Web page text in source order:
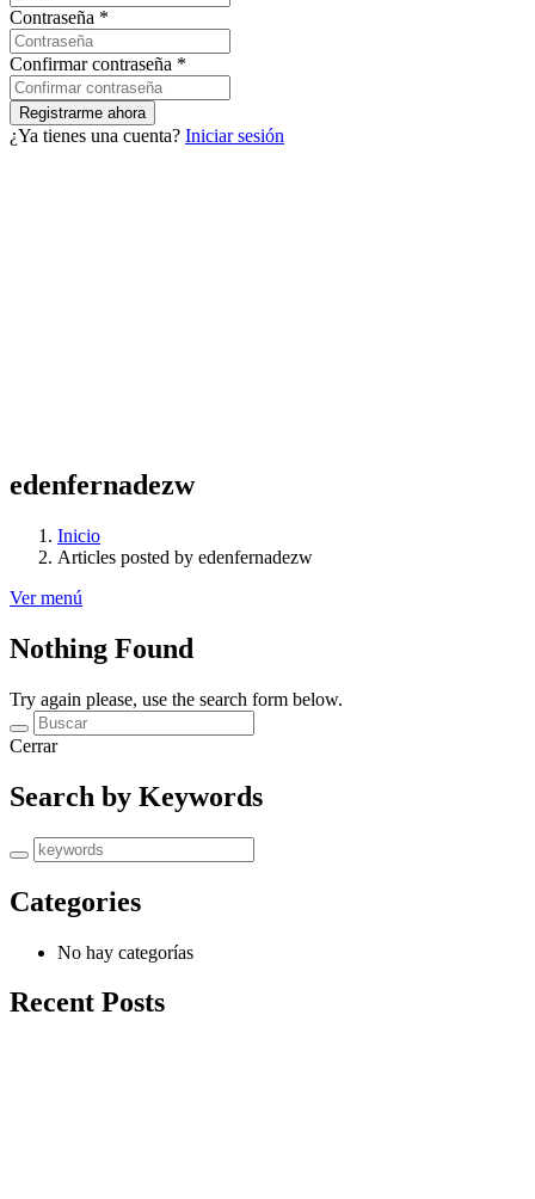
Contraseña *
Confirmar contraseña *
¿Ya tienes una cuenta? Iniciar sesión
edenfernadezw
Inicio
Articles posted by edenfernadezw
Ver menú
Nothing Found
Try again please, use the search form below.
Cerrar
Search by Keywords
Categories
No hay categorías
Recent Posts